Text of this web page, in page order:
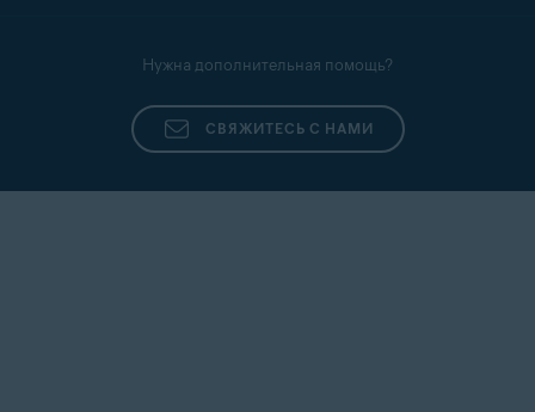
Нужна дополнительная помощь?
СВЯЖИТЕСЬ С НАМИ